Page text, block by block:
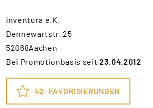
inventura e.K.
Dennewartstr. 25
52068Aachen
Bei Promotionbasis seit23.04.2012
42 FAVORISIERUNGEN